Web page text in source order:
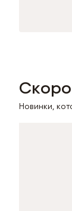
Новинки,